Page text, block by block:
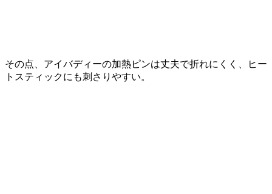
その点、アイバディーの加熱ピンは丈夫で折れにくく、ヒー
トスティックにも刺さりやすい。